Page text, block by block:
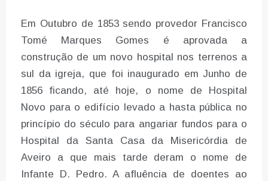
Em Outubro de 1853 sendo provedor Francisco
Tomé Marques Gomes é aprovada a
construção de um novo hospital nos terrenos a
sul da igreja, que foi inaugurado em Junho de
1856 ficando, até hoje, o nome de Hospital
Novo para o edifício levado a hasta pública no
princípio do século para angariar fundos para o
Hospital da Santa Casa da Misericórdia de
Aveiro a que mais tarde deram o nome de
Infante D. Pedro. A afluência de doentes ao